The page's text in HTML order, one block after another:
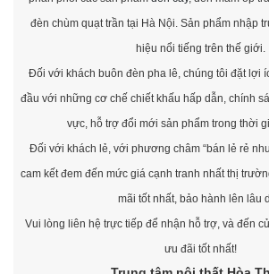
đèn chùm quạt trần tại Hà Nội. Sản phẩm nhập
hiệu nổi tiếng trên thế giới.
Đối với khách buôn đèn pha lê, chúng tôi đặt lợi
đầu với những cơ chế chiết khấu hấp dẫn, chính
vực, hỗ trợ đổi mới sản phẩm trong thời
Đối với khách lẻ, với phương châm “bán lẻ rẻ
cam kết đem đến mức giá cạnh tranh nhất thị
mãi tốt nhất, bảo hành lên lâu
Vui lòng liên hệ trực tiếp để nhận hỗ trợ, và đến
ưu đãi tốt nhất!